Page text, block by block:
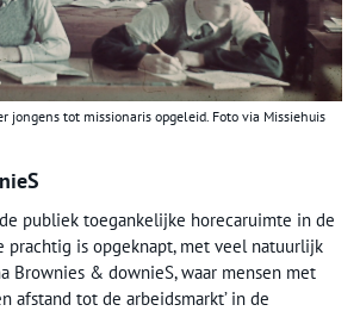
jongens tot missionaris opgeleid. Foto via Missiehuis
publiek toegankelijke horecaruimte in de
prachtig is opgeknapt, met veel natuurlijk
Brownies & downieS, waar mensen met
afstand tot de arbeidsmarkt’ in de